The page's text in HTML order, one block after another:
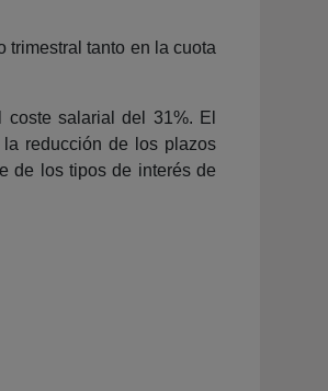
trimestral tanto en la cuota
salarial del 31%. El
reducción de los plazos
de los tipos de interés de